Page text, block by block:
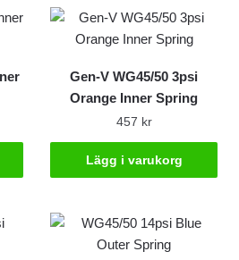
Gen-V WG45/50 3psi
Orange Inner Spring
457 kr
Lägg i varukorg